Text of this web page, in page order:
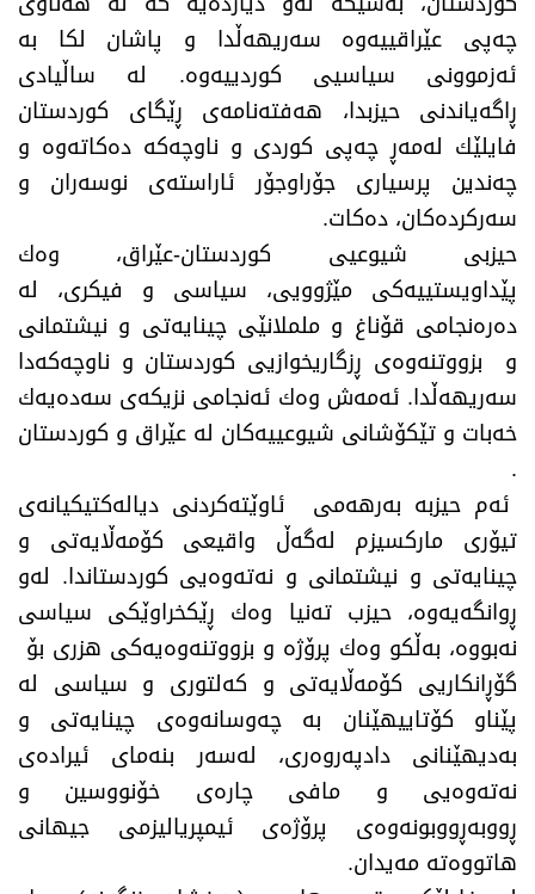
چەپی عێراقییەوە سەریهەڵدا و پاشان لكا بە
ئەزموونی سیاسیی كوردییەوە. لە ساڵیادی
ڕاگەیاندنی حیزبدا، هەفتەنامەی ڕێگای كوردستان
فایلێك لەمەڕ چەپی كوردی و ناوچەكە دەكاتەوه و
چەندین پرسیاری جۆراوجۆر ئاراستەی نوسەران و
سەركردەكان، دەكات. ‌
حیزبی شیوعیی كوردستان-عێراق، وەك
پێداویستییەكی مێژوویی، سیاسی و فیكری، لە
دەرەنجامی قۆناغ و ململانێی چینایەتی و نیشتمانی
و بزووتنەوەی ڕزگاریخوازیی كوردستان و ناوچەكەدا
سەریهەڵدا. ئەمەش وەك ئەنجامی نزیكەی سەدەیەك
خەبات و تێكۆشانی شیوعییەكان لە عێراق و كوردستان
.
ئەم حیزبە بەرهەمی ئاوێتەكردنی دیالەكتیكیانەی
تیۆری ماركسیزم لەگەڵ واقیعی كۆمەڵایەتی و
چینایەتی و نیشتمانی و نەتەوەیی كوردستاندا. لەو
ڕوانگەیەوە، حیزب تەنیا وەك ڕێكخراوێكی سیاسی
نەبووە، بەڵكو وەك پرۆژە و بزووتنەوەیەكی هزری بۆ
گۆڕانكاریی كۆمەڵایەتی و كەلتوری و سیاسی لە
پێناو كۆتاییهێنان بە چەوسانەوەی چینایەتی و
بەدیهێنانی دادپەروەری، لەسەر بنەمای ئیرادەی
نەتەوەیی و مافی چارەی خۆنووسین و
ڕووبەڕووبونەوەی پرۆژەی ئیمپریالیزمی جیهانی
هاتووەتە مەیدان.